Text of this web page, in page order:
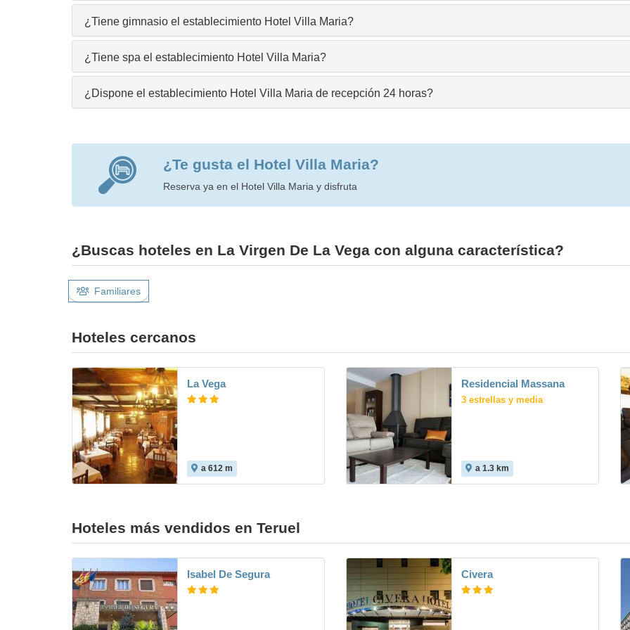
¿Tiene gimnasio el establecimiento Hotel Villa Maria?
¿Tiene spa el establecimiento Hotel Villa Maria?
¿Dispone el establecimiento Hotel Villa Maria de recepción 24 horas?
¿Te gusta el Hotel Villa Maria?
Reserva ya en el Hotel Villa Maria y disfruta
¿Buscas hoteles en La Virgen De La Vega con alguna característica?
Familiares
Hoteles cercanos
La Vega
a 612 m
Residencial Massana
3 estrellas y media
a 1.3 km
Hoteles más vendidos en Teruel
Isabel De Segura Civera